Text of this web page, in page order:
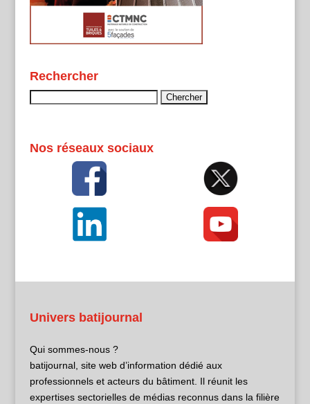
Rechercher
Nos réseaux sociaux
Univers batijournal
Qui sommes-nous ?
batijournal, site web d’information dédié aux
professionnels et acteurs du bâtiment. Il réunit les
expertises sectorielles de médias reconnus dans la filière